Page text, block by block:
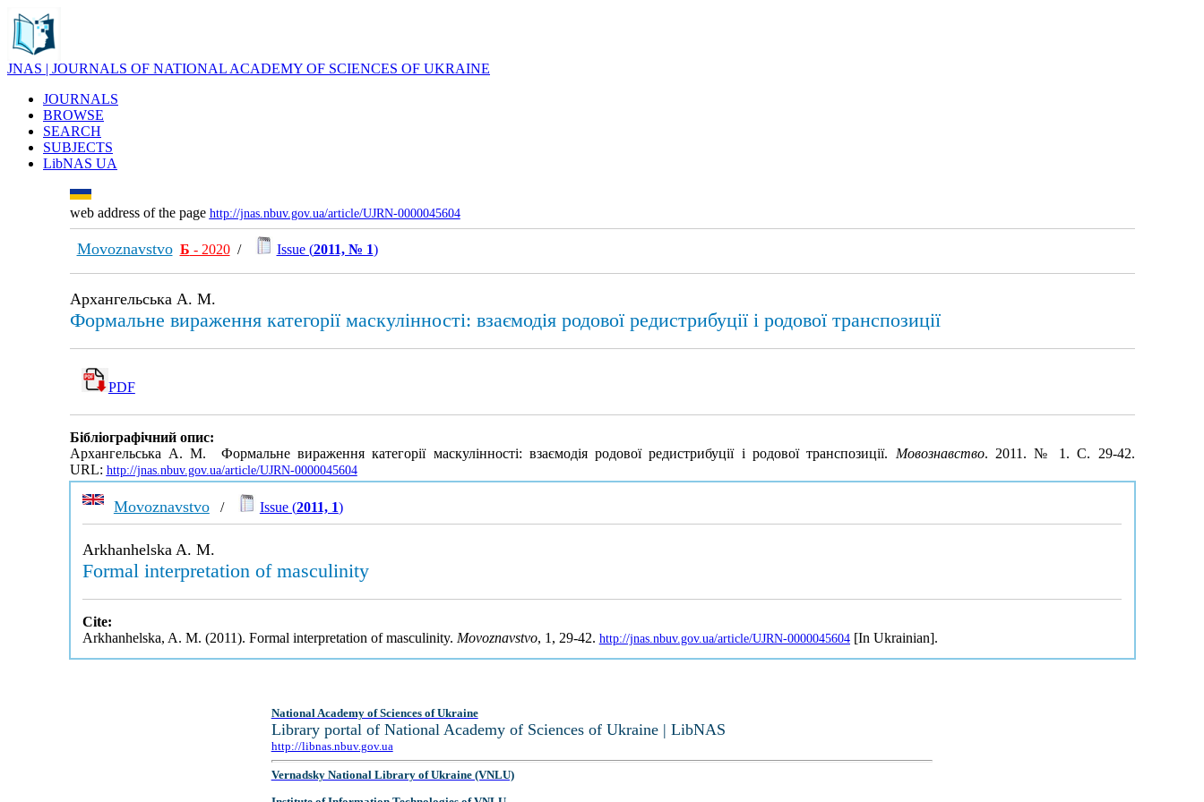
JNAS | JOURNALS OF NATIONAL ACADEMY OF SCIENCES OF UKRAINE
JOURNALS
BROWSE
SEARCH
SUBJECTS
LibNAS UA
web address of the page http://jnas.nbuv.gov.ua/article/UJRN-0000045604
Movoznavstvo Б - 2020/ Issue (2011, № 1)
Архангельська А. М.
Формальне вираження категорії маскулінності: взаємодія родової редистрибуції і родової транспозиції
PDF
Бібліографічний опис:
Архангельська А. М. Формальне вираження категорії маскулінності: взаємодія родової редистрибуції і родової транспозиції. Мовознавство. 2011. № 1. С. 29-42.
URL: http://jnas.nbuv.gov.ua/article/UJRN-0000045604
Movoznavstvo/ Issue (2011, 1)
Arkhanhelska A. M.
Formal interpretation of masculinity
Cite:
Arkhanhelska, A. M. (2011). Formal interpretation of masculinity. Movoznavstvo, 1, 29-42. http://jnas.nbuv.gov.ua/article/UJRN-0000045604[In Ukrainian].
National Academy of Sciences of Ukraine
Library portal of National Academy of Sciences of Ukraine | LibNAS
http://libnas.nbuv.gov.ua
Vernadsky National Library of Ukraine (VNLU)